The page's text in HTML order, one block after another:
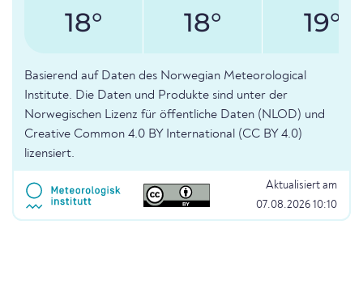
18° 18° 19°
Basierend auf Daten des Norwegian Meteorological
Institute. Die Daten und Produkte sind unter der
Norwegischen Lizenz für öffentliche Daten (NLOD) und
Creative Common 4.0 BY International (CC BY 4.0)
lizensiert.
Aktualisiert am
07.08.2026 10:10